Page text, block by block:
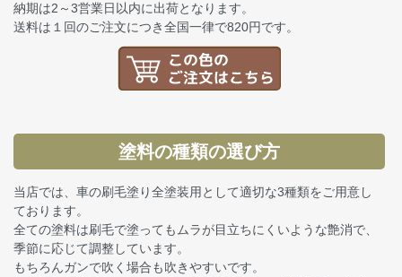
納期は2～3営業日以内に出荷となります。
送料は１回のご注文につき全国一律で820円です。
塗料の種類の選び方
当店では、車の刷毛塗り全塗装用として適切な3種類をご用意し
ております。
全ての塗料は刷毛で塗ってもムラが目立ちにくいような艶消で、
季節に応じて調整しています。
もちろんガンで吹く場合も吹きやすいです。